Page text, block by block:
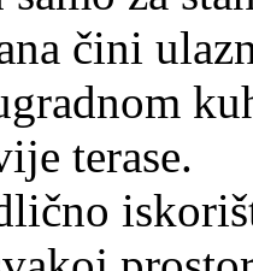
čini
terase.